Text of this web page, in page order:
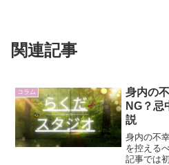
関連記事
コラム
身内の
NG？忌
説
身内の不
を控える
記事では